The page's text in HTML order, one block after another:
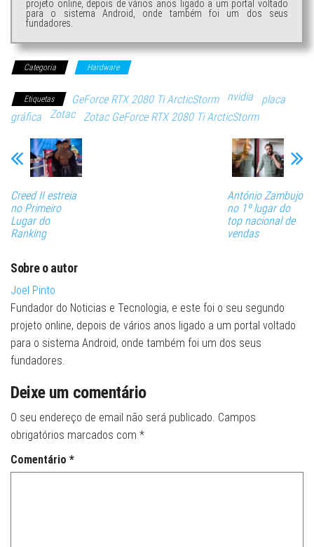
projeto online, depois de vários anos ligado a um portal voltado
para o sistema Android, onde também foi um dos seus
fundadores.
Categoria Hardware
Etiquetas GeForce RTX 2080 Ti ArcticStorm nvidia
placa
gráfica
Zotac Zotac GeForce RTX 2080 Ti ArcticStorm
Creed II estreia
no Primeiro
Lugar do
Ranking
António Zambujo
no 1º lugar do
top nacional de
vendas
Sobre o autor
Joel Pinto
Fundador do Noticias e Tecnologia, e este foi o seu segundo
projeto online, depois de vários anos ligado a um portal voltado
para o sistema Android, onde também foi um dos seus
fundadores.
Deixe um comentário
O seu endereço de email não será publicado. Campos
obrigatórios marcados com *
Comentário *